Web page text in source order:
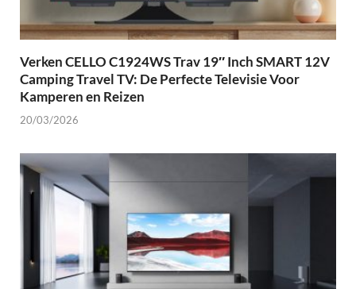
Verken CELLO C1924WS Trav 19″ Inch SMART 12V
Camping Travel TV: De Perfecte Televisie Voor
Kamperen en Reizen
20/03/2026